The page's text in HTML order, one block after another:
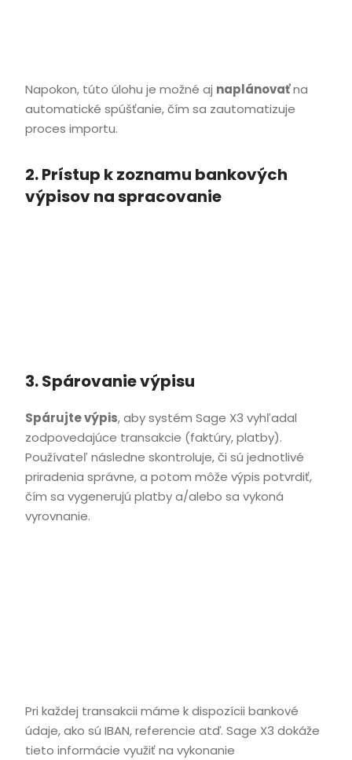
Napokon, túto úlohu je možné aj naplánovaťna
automatické spúšťanie, čím sa zautomatizuje
proces importu.
2. Prístup k zoznamu bankových
výpisov na spracovanie
3. Spárovanie výpisu
Spárujte výpis, aby systém Sage X3 vyhľadal
zodpovedajúce transakcie (faktúry, platby).
Používateľ následne skontroluje, či sú jednotlivé
priradenia správne, a potom môže výpis potvrdiť,
čím sa vygenerujú platby a/alebo sa vykoná
vyrovnanie.
Pri každej transakcii máme k dispozícii bankové
údaje, ako sú IBAN, referencie atď. Sage X3 dokáže
tieto informácie využiť na vykonanie